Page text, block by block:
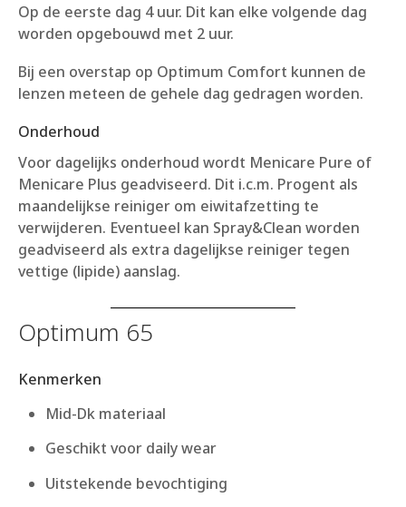
Op de eerste dag 4 uur. Dit kan elke volgende dag
worden opgebouwd met 2 uur.
Bij een overstap op Optimum Comfort kunnen de
lenzen meteen de gehele dag gedragen worden.
Onderhoud
Voor dagelijks onderhoud wordt Menicare Pure of
Menicare Plus geadviseerd. Dit i.c.m. Progent als
maandelijkse reiniger om eiwitafzetting te
verwijderen. Eventueel kan Spray&Clean worden
geadviseerd als extra dagelijkse reiniger tegen
vettige (lipide) aanslag.
Optimum 65
Kenmerken
Mid-Dk materiaal
Geschikt voor daily wear
Uitstekende bevochtiging